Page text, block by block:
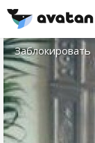
Заблокировать